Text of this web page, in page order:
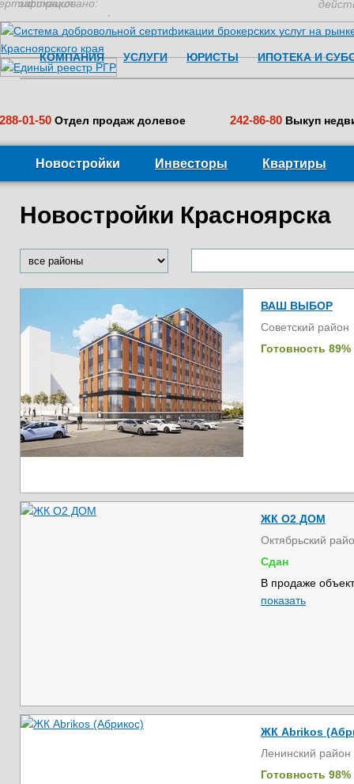
застраховано:
КОМПАНИЯ УСЛУГИ ЮРИСТЫ ИПОТЕКА И
288-01-50 Отдел продаж долевое 242-86-80 Выкуп
Новостройки Инвесторы Квартиры
Новостройки Красноярска
ВАШ ВЫБОР
Советский район
Готовность 89%
ЖК О2 ДОМ
Октябрьский
Сдан
В продаже
показать
ЖК Abrikos
Ленинский район
Готовность 98%